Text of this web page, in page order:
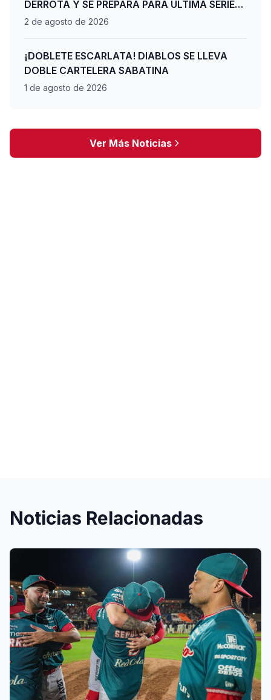
DERROTA Y SE PREPARA PARA ÚLTIMA SERIE
DE PLAYOFFS
2 de agosto de 2026
¡DOBLETE ESCARLATA! DIABLOS SE LLEVA
DOBLE CARTELERA SABATINA
1 de agosto de 2026
Ver Más Noticias
Noticias Relacionadas